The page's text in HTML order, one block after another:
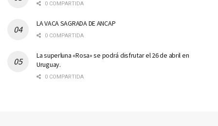
0 COMPARTIDA
LA VACA SAGRADA DE ANCAP
0 COMPARTIDA
La superluna «Rosa» se podrá disfrutar el 26 de abril en
Uruguay.
0 COMPARTIDA